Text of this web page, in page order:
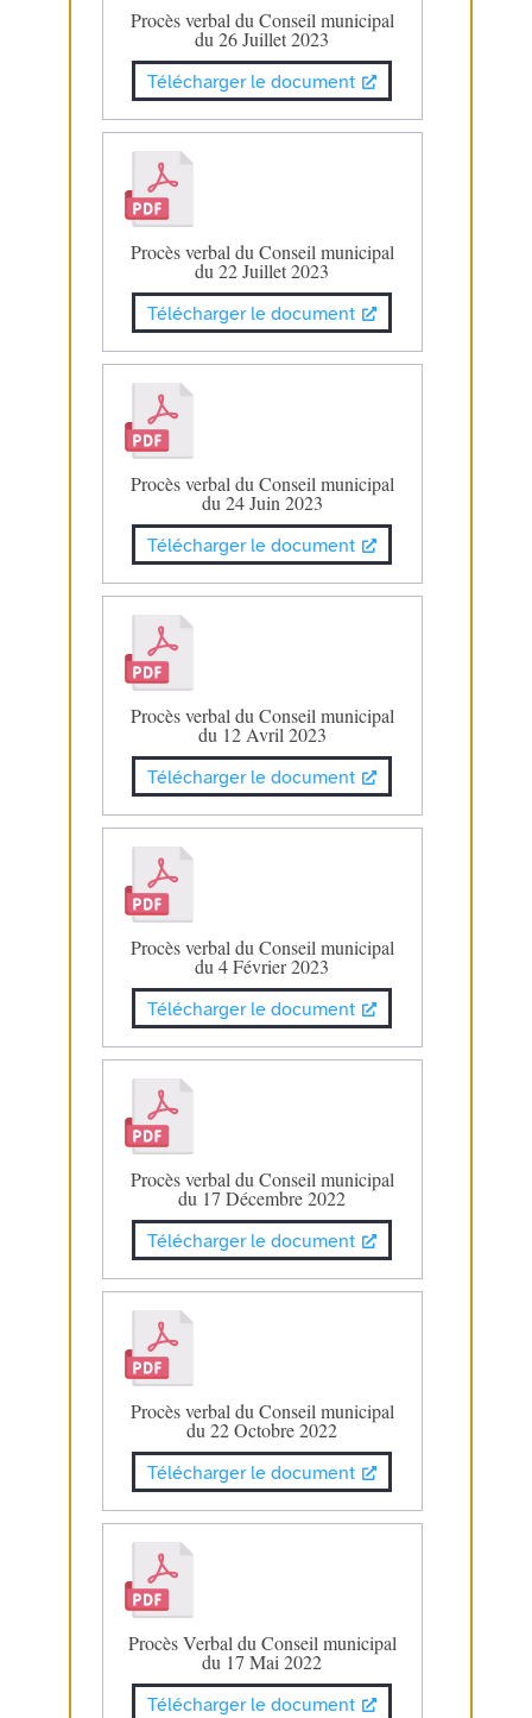
Procès verbal du Conseil municipal
du 26 Juillet 2023
Télécharger le document
Procès verbal du Conseil municipal
du 22 Juillet 2023
Télécharger le document
Procès verbal du Conseil municipal
du 24 Juin 2023
Télécharger le document
Procès verbal du Conseil municipal
du 12 Avril 2023
Télécharger le document
Procès verbal du Conseil municipal
du 4 Février 2023
Télécharger le document
Procès verbal du Conseil municipal
du 17 Décembre 2022
Télécharger le document
Procès verbal du Conseil municipal
du 22 Octobre 2022
Télécharger le document
Procès Verbal du Conseil municipal
du 17 Mai 2022
Télécharger le document